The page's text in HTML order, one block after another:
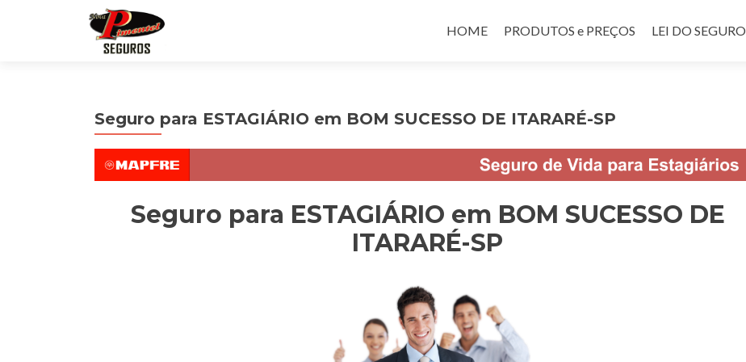
HOME
PRODUTOS e PREÇOS LEI DO SEGURO
Seguro para ESTAGIÁRIO em BOM SUCESSO DE ITARARÉ-SP
Seguro para ESTAGIÁRIO em BOM SUCESSO DE
ITARARÉ-SP